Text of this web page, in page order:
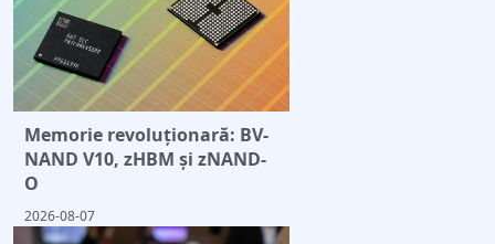
Memorie revoluționară: BV-
NAND V10, zHBM și zNAND-
O
2026-08-07